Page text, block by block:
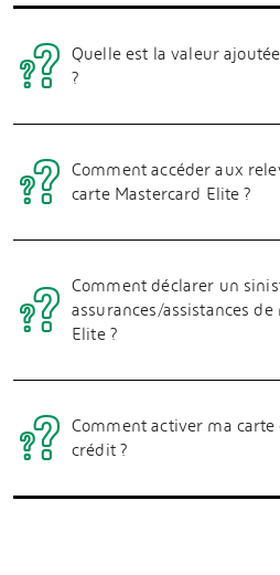
Quelle est la valeur
?
Comment accéder aux
carte Mastercard Elite ?
Comment déclarer un
assurances/assistances
Elite ?
Comment activer ma
crédit ?